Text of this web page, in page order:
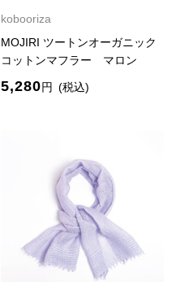
kobooriza
MOJIRI ツートンオーガニック
コットンマフラー マロン
5,280円 (税込)